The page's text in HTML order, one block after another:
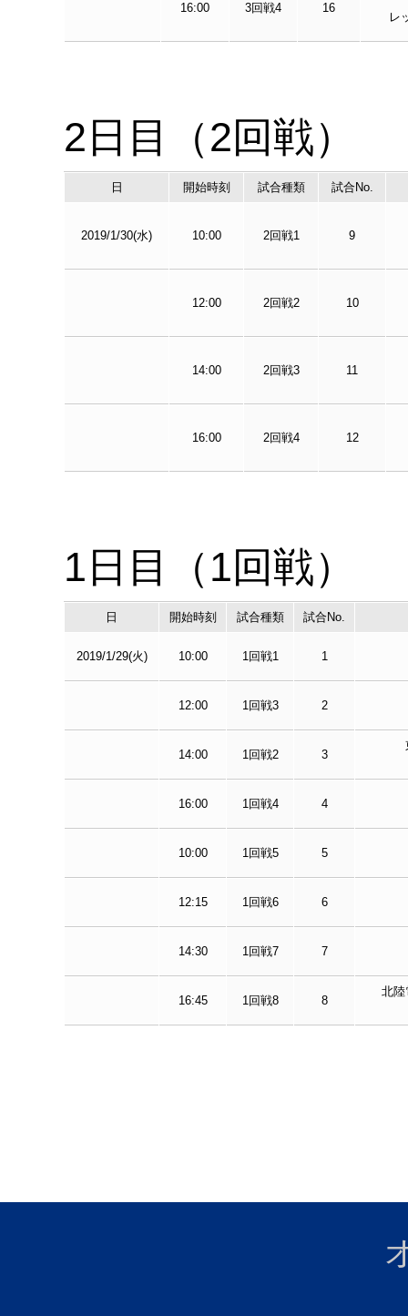
16:00 3回戦4 16
レ
2日目（2回戦）
日 開始時刻 試合種類 試合No.
2019/1/30(水) 10:00 2回戦1 9
12:00 2回戦2 10
14:00 2回戦3 11
16:00 2回戦4 12
1日目（1回戦）
日 開始時刻 試合種類 試合No.
2019/1/29(火) 10:00 1回戦1 1
12:00 1回戦3 2
14:00 1回戦2 3
16:00 1回戦4 4
10:00 1回戦5 5
12:15 1回戦6 6
14:30 1回戦7 7
16:45 1回戦8 8
北陸